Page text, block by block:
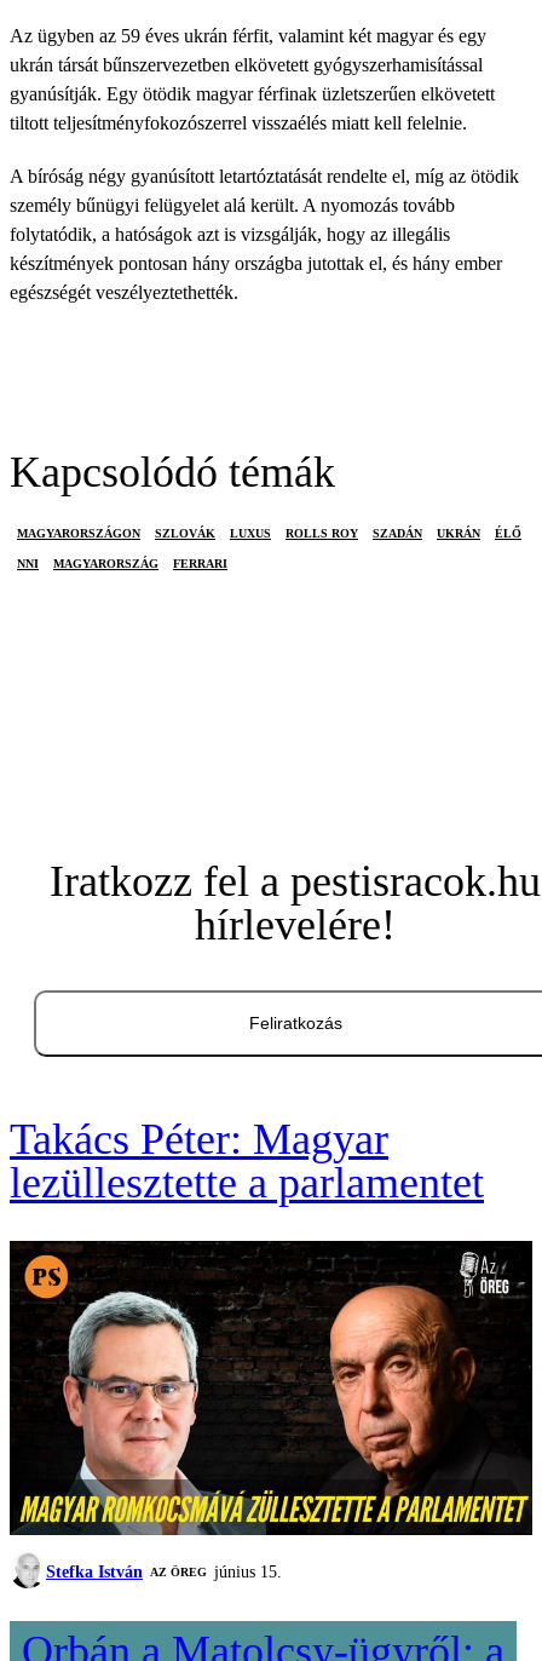
Az ügyben az 59 éves ukrán férfit, valamint két magyar és egy
ukrán társát bűnszervezetben elkövetett gyógyszerhamisítással
gyanúsítják. Egy ötödik magyar férfinak üzletszerűen elkövetett
tiltott teljesítményfokozószerrel visszaélés miatt kell felelnie.
A bíróság négy gyanúsított letartóztatását rendelte el, míg az ötödik
személy bűnügyi felügyelet alá került. A nyomozás tovább
folytatódik, a hatóságok azt is vizsgálják, hogy az illegális
készítmények pontosan hány országba jutottak el, és hány ember
egészségét veszélyeztethették.
Kapcsolódó témák
MAGYARORSZÁGON SZLOVÁK LUXUS ROLLS ROY SZADÁN UKRÁN ÉLŐ
NNI MAGYARORSZÁG FERRARI
Iratkozz fel a pestisracok.hu
hírlevelére!
Feliratkozás
Takács Péter: Magyar
lezüllesztette a parlamentet
Stefka István AZ ÖREG június 15.
Orbán a Matolcsy-ügyről: a